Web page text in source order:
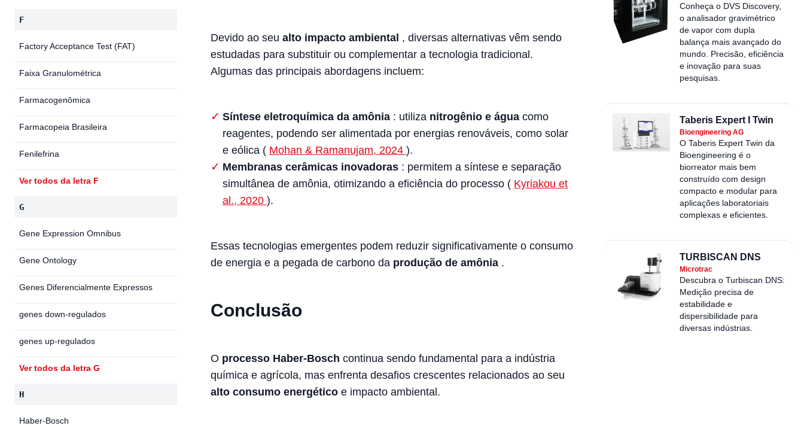
Devido ao seu alto impacto ambiental , diversas alternativas vêm sendo
estudadas para substituir ou complementar a tecnologia tradicional.
Algumas das principais abordagens incluem:
Síntese eletroquímica da amônia : utiliza nitrogênio e água como
reagentes, podendo ser alimentada por energias renováveis, como solar
e eólica ( Mohan & Ramanujam, 2024 ).
Membranas cerâmicas inovadoras : permitem a síntese e separação
simultânea de amônia, otimizando a eficiência do processo ( Kyriakou et
al., 2020 ).
Essas tecnologias emergentes podem reduzir significativamente o consumo
de energia e a pegada de carbono da produção de amônia .
Conclusão
O processo Haber-Bosch continua sendo fundamental para a indústria
química e agrícola, mas enfrenta desafios crescentes relacionados ao seu
alto consumo energético e impacto ambiental.
F
Factory Acceptance Test (FAT)
Faixa Granulométrica
Farmacogenômica
Farmacopeia Brasileira
Fenilefrina
Ver todos da letra F
G
Gene Expression Omnibus
Gene Ontology
Genes Diferencialmente Expressos
genes down-regulados
genes up-regulados
Ver todos da letra G
H
Haber-Bosch
Conheça o DVS Discovery,
o analisador gravimétrico
de vapor com dupla
balança mais avançado do
mundo. Precisão, eficiência
e inovação para suas
pesquisas.
Taberis Expert I Twin
Bioengineering AG
O Taberis Expert Twin da
Bioengineering é o
biorreator mais bem
construído com design
compacto e modular para
aplicações laboratoriais
complexas e eficientes.
TURBISCAN DNS
Microtrac
Descubra o Turbiscan DNS:
Medição precisa de
estabilidade e
dispersibilidade para
diversas indústrias.